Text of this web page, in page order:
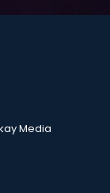
Media